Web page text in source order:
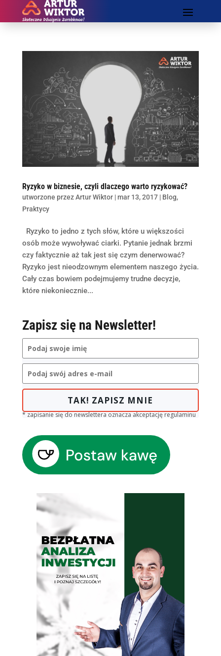
Ryzyko w biznesie, czyli dlaczego warto ryzykować?
utworzone przezArtur Wiktor|mar 13, 2017| Blog,
Praktycy
Ryzyko to jedno z tych słów, które u większości
osób może wywoływać ciarki. Pytanie jednak brzmi
czy faktycznie aż tak jest się czym denerwować?
Ryzyko jest nieodzownym elementem naszego życia.
Cały czas bowiem podejmujemy trudne decyzje,
które niekoniecznie...
Zapisz się na Newsletter!
TAK! ZAPISZ MNIE
* zapisanie się do newslettera oznacza akceptację regulaminu